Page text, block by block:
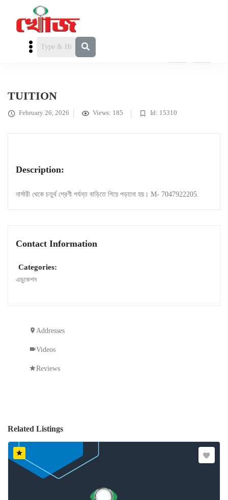
TUITION
February 26, 2026 Views: 185 Id: 15310
Description:
নার্সারী থেকে চতুর্থ শ্রেণী পর্যন্ত বাড়িতে গিয়ে পড়ানো হয়। M- 7047922205.
Contact Information
Categories:
এডুকেশন
Addresses
Videos
Reviews
Related Listings